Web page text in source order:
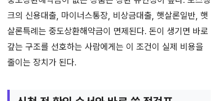
크의 신용대출, 마이너스통장, 비상금대출, 햇살론일반, 햇
살론특례는 중도상환해약금이 면제된다. 돈이 생기면 바로
갚는 구조를 선호하는 사람에게는 이 조건이 실제 비용을
줄이는 장치가 된다.